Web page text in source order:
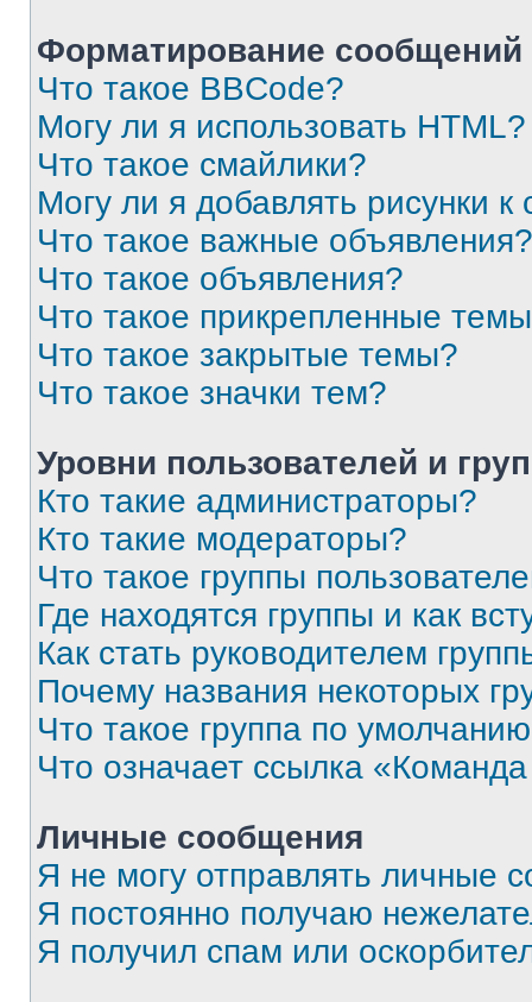
Форматирование
Что такое BBCode?
Могу ли я использовать HTML?
Что такое смайлики?
Могу ли я добавлять рисунки
Что такое важные объявления?
Что такое объявления?
Что такое прикрепленные
Что такое закрытые темы?
Что такое значки тем?
Уровни пользователей и
Кто такие администраторы?
Кто такие модераторы?
Что такое группы
Где находятся группы и как
Как стать руководителем
Почему названия некоторых
Что такое группа по
Что означает ссылка
Личные сообщения
Я не могу отправлять личные
Я постоянно получаю
Я получил спам или